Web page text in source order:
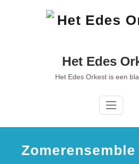
Het Edes
Het Edes Orkest is een